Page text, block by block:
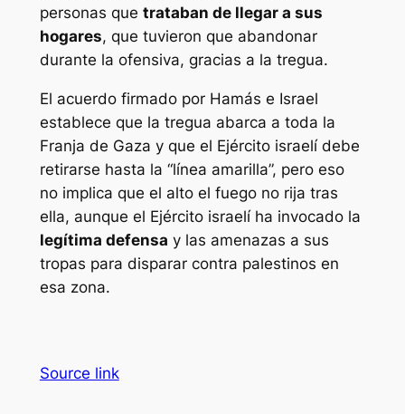
personas que trataban de llegar a sus
hogares, que tuvieron que abandonar
durante la ofensiva, gracias a la tregua.
El acuerdo firmado por Hamás e Israel
establece que la tregua abarca a toda la
Franja de Gaza y que el Ejército israelí debe
retirarse hasta la “línea amarilla”, pero eso
no implica que el alto el fuego no rija tras
ella, aunque el Ejército israelí ha invocado la
legítima defensa y las amenazas a sus
tropas para disparar contra palestinos en
esa zona.
Source link